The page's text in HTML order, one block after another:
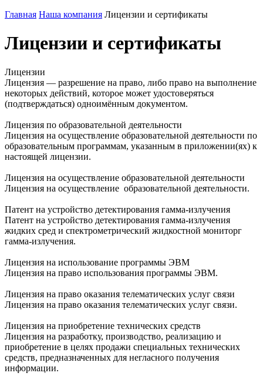
Главная Наша компания Лицензии и сертификаты
Лицензии и сертификаты
Лицензии
Лицензия — разрешение на право, либо право на выполнение
некоторых действий, которое может удостоверяться
(подтверждаться) одноимённым документом.
Лицензия по образовательной деятельности
Лицензия на осуществление образовательной деятельности по
образовательным программам, указанным в приложении(ях) к
настоящей лицензии.
Лицензия на осуществление образовательной деятельности
Лицензия на осуществление образовательной деятельности.
Патент на устройство детектирования гамма-излучения
Патент на устройство детектирования гамма-излучения
жидких сред и спектрометрический жидкостной мониторг
гамма-излучения.
Лицензия на использование программы ЭВМ
Лицензия на право использования программы ЭВМ.
Лицензия на право оказания телематических услуг связи
Лицензия на право оказания телематических услуг связи.
Лицензия на приобретение технических средств
Лицензия на разработку, производство, реализацию и
приобретение в целях продажи специальных технических
средств, предназначенных для негласного получения
информации.